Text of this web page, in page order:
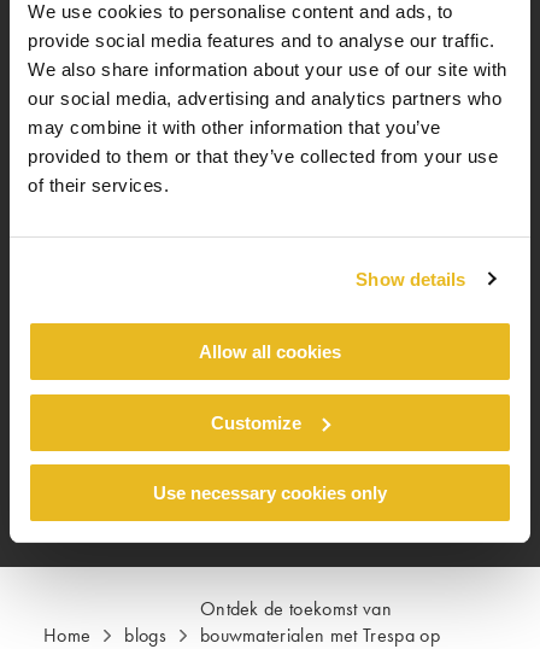
We use cookies to personalise content and ads, to
provide social media features and to analyse our traffic.
We also share information about your use of our site with
our social media, advertising and analytics partners who
may combine it with other information that you’ve
provided to them or that they’ve collected from your use
of their services.
Show details
Allow all cookies
Customize
Use necessary cookies only
Ontmoet het Trespa-team
Je vindt ons op stand F07, waar we onze producten
presenteren en uitleggen hoe deze bijdragen aan
duurzame en innovatieve bouwpraktijken. Onze experts
kijken ernaar uit om je persoonlijk te ontmoeten, al je
van 6 tot 8 maart 2024. Voor een gratis ticket en meer
https://utrecht.materialdistrict.nl/.
We kijken ernaar uit je te ontmoeten!
Home blogs
Ontdek de toekomst van
bouwmaterialen met Trespa op